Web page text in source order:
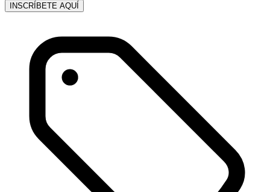
INSCRÍBETE AQUÍ